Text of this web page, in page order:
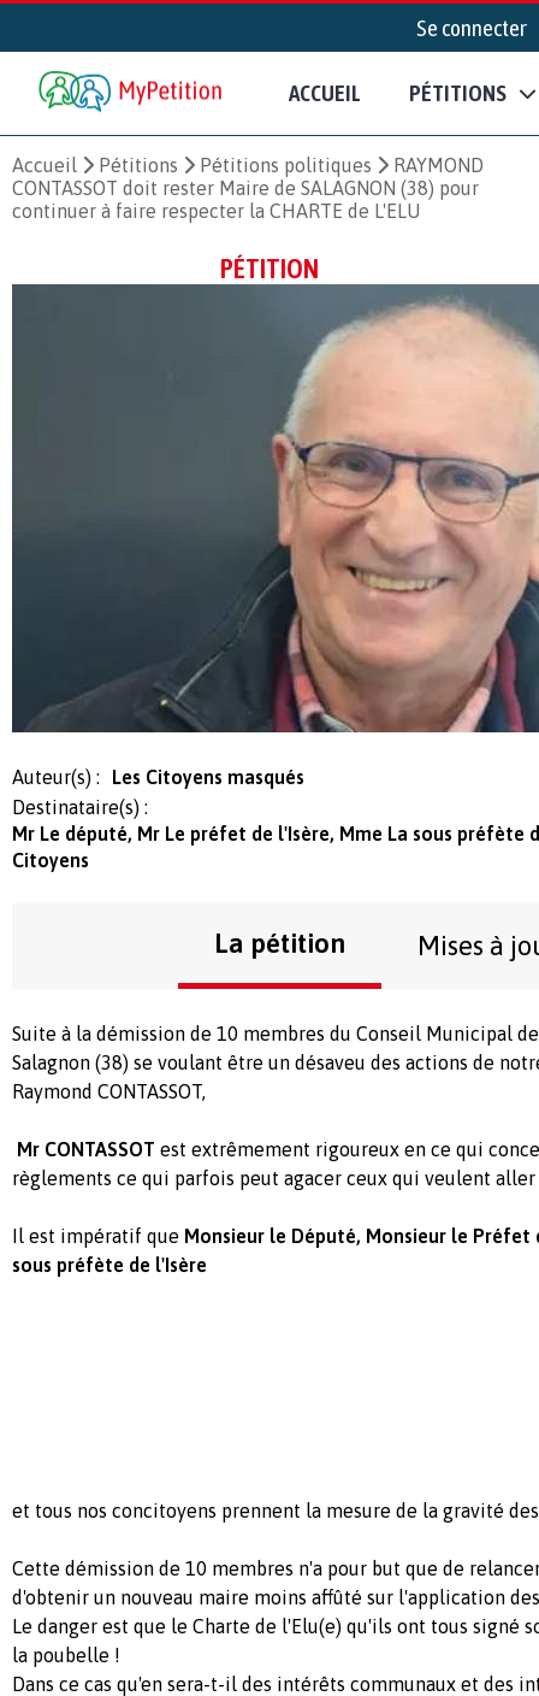
Se connecter
ACCUEIL PÉTITIONS
Accueil Pétitions Pétitions politiques
RAYMOND
CONTASSOT doit rester Maire de SALAGNON (38) pour
continuer à faire respecter la CHARTE de L'ELU
PÉTITION
Auteur(s) :
Les Citoyens masqués
Destinataire(s) :
Mr Le député, Mr Le préfet de l'Isère, Mme La sous préfète
Citoyens
La pétition Mises à
Suite à la démission de 10 membres du Conseil Municipal
Salagnon (38) se voulant être un désaveu des actions de
Raymond CONTASSOT,
Mr CONTASSOT est extrêmement rigoureux en ce qui
règlements ce qui parfois peut agacer ceux qui veulent
Il est impératif que Monsieur le Député, Monsieur le Préfet
sous préfète de l'Isère
et tous nos concitoyens prennent la mesure de la gravité
Cette démission de 10 membres n'a pour but que de
d'obtenir un nouveau maire moins affûté sur l'application
Le danger est que le Charte de l'Elu(e) qu'ils ont tous signé
la poubelle !
Dans ce cas qu'en sera-t-il des intérêts communaux et des